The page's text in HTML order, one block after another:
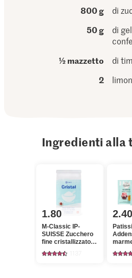
800 g
di
50 g
di
½ mazzetto
di
2
Ingredienti alla
1.80
M-Classic IP-
SUISSE Zucchero
fine cristallizzato
Cristal
2.40